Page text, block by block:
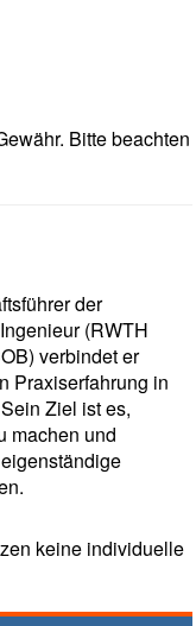
Bitte beachten
der
(RWTH
verbindet er
Praxiserfahrung in
Ziel ist es,
machen und
keine individuelle